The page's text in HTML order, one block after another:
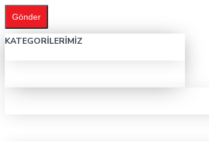
Gönder
KATEGORILERIMIZ